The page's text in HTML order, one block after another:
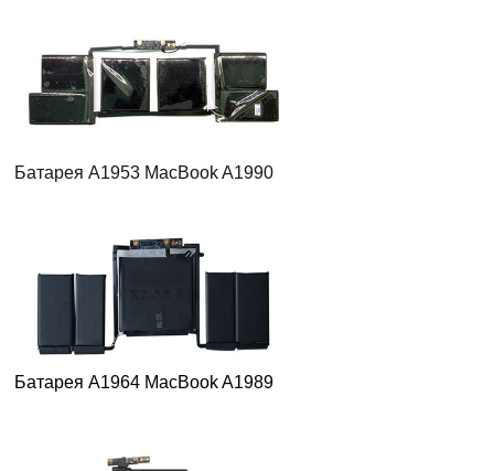
Батарея A1953 MacBook A1990
Батарея A1964 MacBook A1989